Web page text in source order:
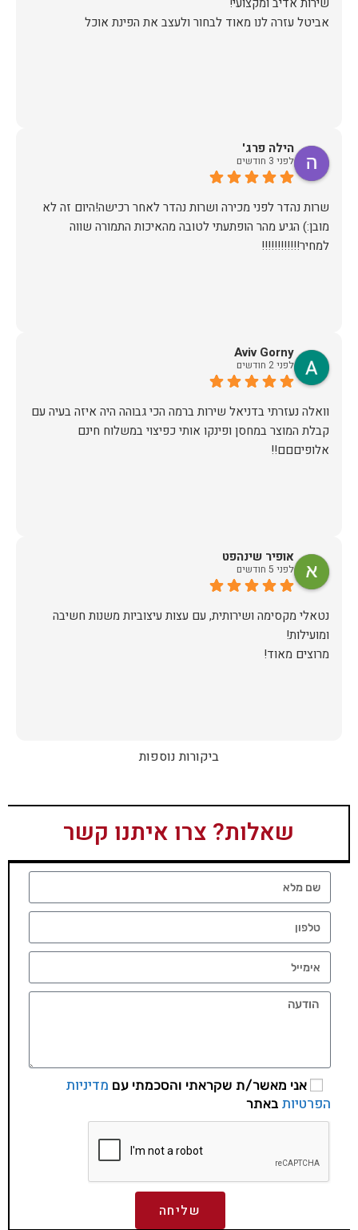
אביטל עזרה לנו מאוד לבחור ולעצב את הפינת אוכל
הילה פרג'
לפני 3 חודשים
שרות נהדר לפני מכירה ושרות נהדר לאחר רכישה!היום זה לא
מובן:) הגיע מהר הופתעתי לטובה מהאיכות התמורה שווה
למחיר!!!!!!!!!!!!
Aviv Gorny
לפני 2 חודשים
וואלה נעזרתי בדניאל שירות ברמה הכי גבוהה היה איזה בעיה עם
קבלת המוצר במחסן ופינקו אותי כפיצוי במשלוח חינם
אלופיםםם!!
אופיר שינהפט
לפני 5 חודשים
נטאלי מקסימה ושירותית, עם עצות עיצוביות משנות חשיבה
מרוצים מאוד!
ביקורות נוספות
שאלות? צרו איתנו קשר
אני מאשר/ת שקראתי והסכמתי עם מדיניות
הפרטיות באתר
שליחה